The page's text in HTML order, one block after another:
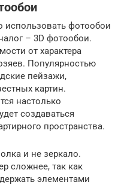
фотообои
– 3D фотообои.
от характера
Популярностью
пейзажи,
картин.
настолько
создаваться
пространства.
и не зеркало.
сложнее, так как
элементами